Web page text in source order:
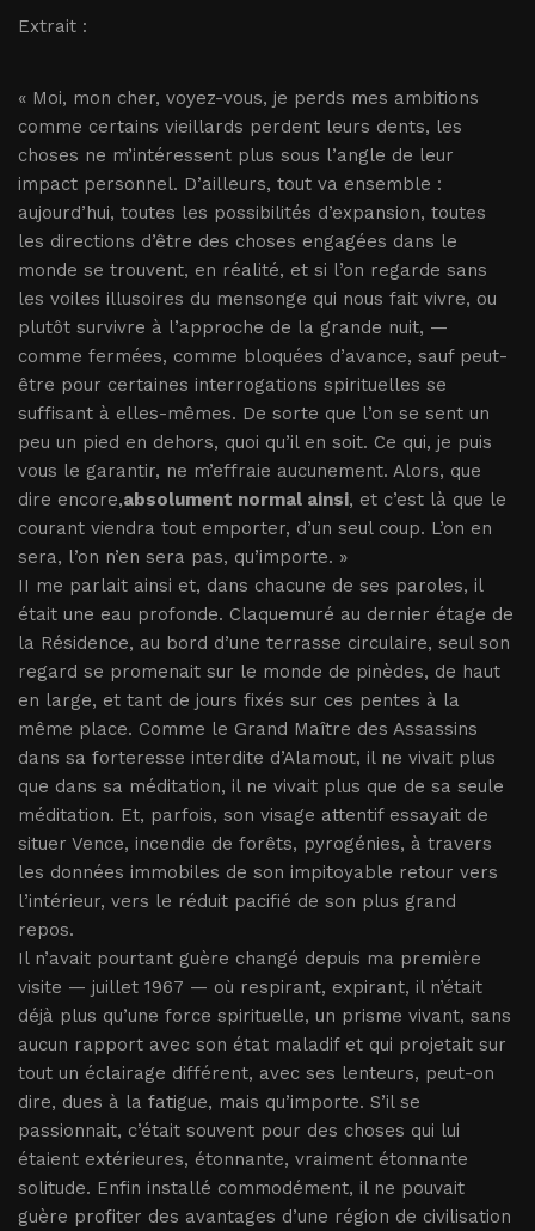
Extrait :
« Moi, mon cher, voyez-vous, je perds mes ambitions
comme certains vieillards perdent leurs dents, les
choses ne m’intéressent plus sous l’angle de leur
impact personnel. D’ailleurs, tout va ensemble :
aujourd’hui, toutes les possibilités d’expansion, toutes
les directions d’être des choses engagées dans le
monde se trouvent, en réalité, et si l’on regarde sans
les voiles illusoires du mensonge qui nous fait vivre, ou
plutôt survivre à l’approche de la grande nuit, —
comme fermées, comme bloquées d’avance, sauf peut-
être pour certaines interrogations spirituelles se
suffisant à elles-mêmes. De sorte que l’on se sent un
peu un pied en dehors, quoi qu’il en soit. Ce qui, je puis
vous le garantir, ne m’effraie aucunement. Alors, que
dire encore,absolument normal ainsi, et c’est là que le
courant viendra tout emporter, d’un seul coup. L’on en
sera, l’on n’en sera pas, qu’importe. »
II me parlait ainsi et, dans chacune de ses paroles, il
était une eau profonde. Claquemuré au dernier étage de
la Résidence, au bord d’une terrasse circulaire, seul son
regard se promenait sur le monde de pinèdes, de haut
en large, et tant de jours fixés sur ces pentes à la
même place. Comme le Grand Maître des Assassins
dans sa forteresse interdite d’Alamout, il ne vivait plus
que dans sa méditation, il ne vivait plus que de sa seule
méditation. Et, parfois, son visage attentif essayait de
situer Vence, incendie de forêts, pyrogénies, à travers
les données immobiles de son impitoyable retour vers
l’intérieur, vers le réduit pacifié de son plus grand
repos.
Il n’avait pourtant guère changé depuis ma première
visite — juillet 1967 — où respirant, expirant, il n’était
déjà plus qu’une force spirituelle, un prisme vivant, sans
aucun rapport avec son état maladif et qui projetait sur
tout un éclairage différent, avec ses lenteurs, peut-on
dire, dues à la fatigue, mais qu’importe. S’il se
passionnait, c’était souvent pour des choses qui lui
étaient extérieures, étonnante, vraiment étonnante
solitude. Enfin installé commodément, il ne pouvait
guère profiter des avantages d’une région de civilisation